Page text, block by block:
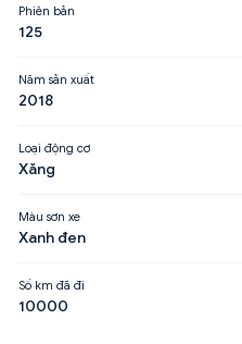
Phiên bản
125
Năm sản xuất
2018
Loại động cơ
Xăng
Màu sơn xe
Xanh đen
Số km đã đi
10000